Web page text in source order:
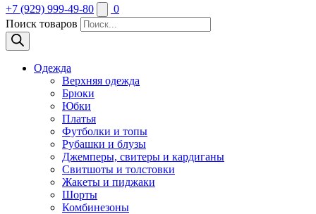
+7 (929) 999-49-80
0
Поиск товаров
Одежда
Верхняя одежда
Брюки
Юбки
Платья
Футболки и топы
Рубашки и блузы
Джемперы, свитеры и кардиганы
Свитшоты и толстовки
Жакеты и пиджаки
Шорты
Комбинезоны